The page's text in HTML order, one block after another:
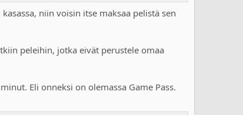
niin voisin itse maksaa pelistä sen
peleihin, jotka eivät perustele omaa
Eli onneksi on olemassa Game Pass.